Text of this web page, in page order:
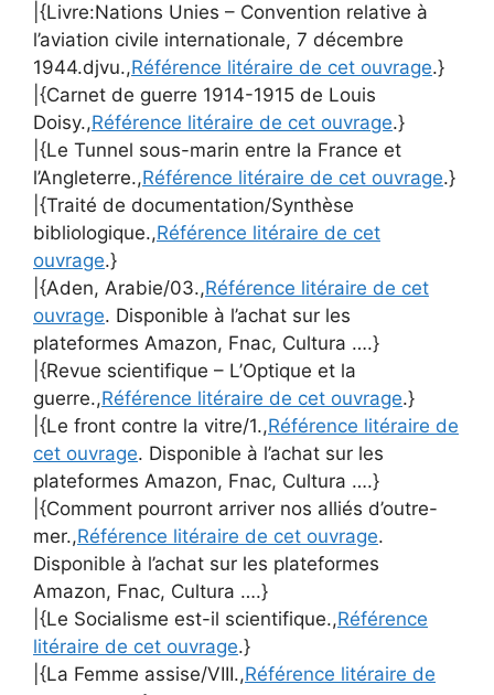
|{Livre:Nations Unies – Convention relative à
l’aviation civile internationale, 7 décembre
1944.djvu.,Référence litéraire de cet ouvrage.}
|{Carnet de guerre 1914-1915 de Louis
Doisy.,Référence litéraire de cet ouvrage.}
|{Le Tunnel sous-marin entre la France et
l’Angleterre.,Référence litéraire de cet ouvrage.}
|{Traité de documentation/Synthèse
bibliologique.,Référence litéraire de cet
ouvrage.}
|{Aden, Arabie/03.,Référence litéraire de cet
ouvrage. Disponible à l’achat sur les
plateformes Amazon, Fnac, Cultura ….}
|{Revue scientifique – L’Optique et la
guerre.,Référence litéraire de cet ouvrage.}
|{Le front contre la vitre/1.,Référence litéraire de
cet ouvrage. Disponible à l’achat sur les
plateformes Amazon, Fnac, Cultura ….}
|{Comment pourront arriver nos alliés d’outre-
mer.,Référence litéraire de cet ouvrage.
Disponible à l’achat sur les plateformes
Amazon, Fnac, Cultura ….}
|{Le Socialisme est-il scientifique.,Référence
litéraire de cet ouvrage.}
|{La Femme assise/VIII.,Référence litéraire de